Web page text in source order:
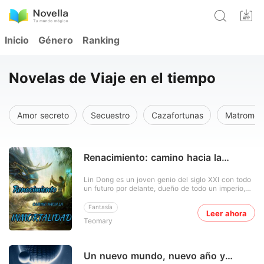
Inicio Género Ranking
Novelas de Viaje en el tiempo
Amor secreto Secuestro Cazafortunas
Renacimiento: camino hacia la
Fantasía
Teomary
Lin Dong es un joven genio del siglo XXI con todo
un futuro por delante, dueño de todo un imperio,
39 años, encuentra un collar destartalado en la
playa el cual lo lleva a otro mundo, un lugar donde
el más fuerte es respetado y el débil desechado.
Leer ahora
Un nuevo mundo, nuevo año y